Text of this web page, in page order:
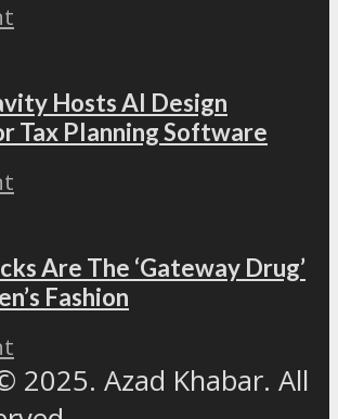
Hosts AI Design
Tax Planning Software
Are The ‘Gateway Drug’
Fashion
2025. Azad Khabar. All